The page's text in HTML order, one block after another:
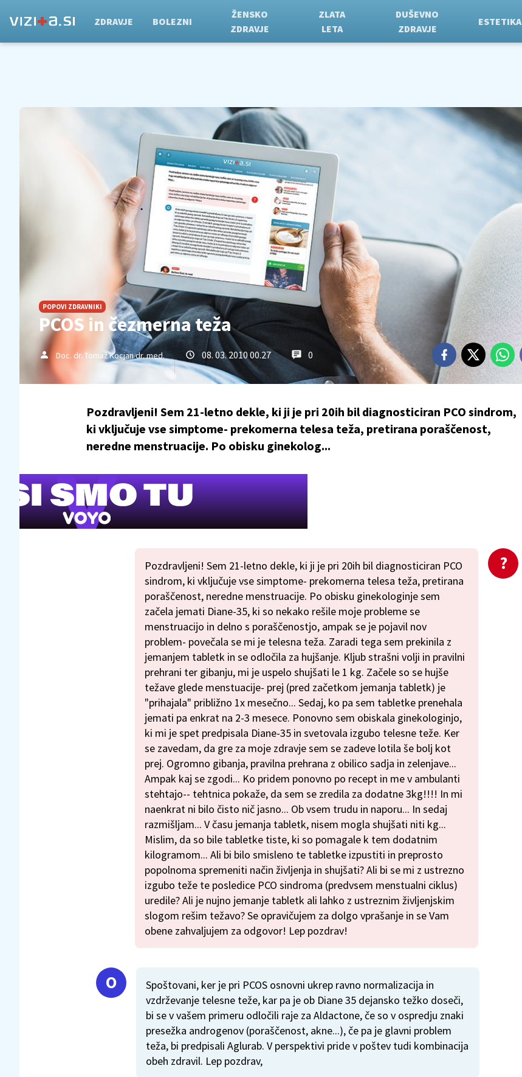
ZDRAVJE BOLEZNI
ŽENSKO
ZDRAVJE
ZLATA
LETA
DUŠEVNO
ZDRAVJE
ESTETIKA
POPOVI ZDRAVNIKI
PCOS in čezmerna teža
Doc. dr. Tomaž Kocjan dr. med. 08. 03. 2010 00.27 0
Pozdravljeni! Sem 21-letno dekle, ki ji je pri 20ih bil diagnosticiran PCO sindrom,
ki vključuje vse simptome- prekomerna telesa teža, pretirana poraščenost,
neredne menstruacije. Po obisku ginekolog...
Pozdravljeni! Sem 21-letno dekle, ki ji je pri 20ih bil diagnosticiran PCO
sindrom, ki vključuje vse simptome- prekomerna telesa teža, pretirana
poraščenost, neredne menstruacije. Po obisku ginekologinje sem
začela jemati Diane-35, ki so nekako rešile moje probleme se
menstruacijo in delno s poraščenostjo, ampak se je pojavil nov
problem- povečala se mi je telesna teža. Zaradi tega sem prekinila z
jemanjem tabletk in se odločila za hujšanje. Kljub strašni volji in pravilni
prehrani ter gibanju, mi je uspelo shujšati le 1 kg. Začele so se hujše
težave glede menstuacije- prej (pred začetkom jemanja tabletk) je
"prihajala" približno 1x mesečno... Sedaj, ko pa sem tabletke prenehala
jemati pa enkrat na 2-3 mesece. Ponovno sem obiskala ginekologinjo,
ki mi je spet predpisala Diane-35 in svetovala izgubo telesne teže. Ker
se zavedam, da gre za moje zdravje sem se zadeve lotila še bolj kot
prej. Ogromno gibanja, pravilna prehrana z obilico sadja in zelenjave...
Ampak kaj se zgodi... Ko pridem ponovno po recept in me v ambulanti
stehtajo-- tehtnica pokaže, da sem se zredila za dodatne 3kg!!!! In mi
naenkrat ni bilo čisto nič jasno... Ob vsem trudu in naporu... In sedaj
razmišljam... V času jemanja tabletk, nisem mogla shujšati niti kg...
Mislim, da so bile tabletke tiste, ki so pomagale k tem dodatnim
kilogramom... Ali bi bilo smisleno te tabletke izpustiti in preprosto
popolnoma spremeniti način življenja in shujšati? Ali bi se mi z ustrezno
izgubo teže te posledice PCO sindroma (predvsem menstualni ciklus)
uredile? Ali je nujno jemanje tabletk ali lahko z ustreznim življenjskim
slogom rešim težavo? Se opravičujem za dolgo vprašanje in se Vam
obene zahvaljujem za odgovor! Lep pozdrav!
Spoštovani, ker je pri PCOS osnovni ukrep ravno normalizacija in
vzdrževanje telesne teže, kar pa je ob Diane 35 dejansko težko doseči,
bi se v vašem primeru odločili raje za Aldactone, če so v ospredju znaki
presežka androgenov (poraščenost, akne...), če pa je glavni problem
teža, bi predpisali Aglurab. V perspektivi pride v poštev tudi kombinacija
obeh zdravil. Lep pozdrav,